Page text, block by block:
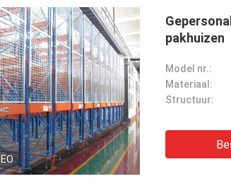
pakhuizen
Model nr.:
Materiaal:
Structuur: